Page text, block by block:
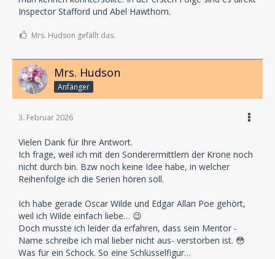
Inspector Stafford und Abel Hawthorn.
Mrs. Hudson gefällt das.
Mrs. Hudson
Anfänger
3. Februar 2026
Vielen Dank für Ihre Antwort.
Ich frage, weil ich mit den Sonderermittlern der Krone noch
nicht durch bin. Bzw noch keine Idee habe, in welcher
Reihenfolge ich die Serien hören soll.
Ich habe gerade Oscar Wilde und Edgar Allan Poe gehört,
weil ich Wilde einfach liebe… 😉
Doch musste ich leider da erfahren, dass sein Mentor -
Name schreibe ich mal lieber nicht aus- verstorben ist. 😳
Was für ein Schock. So eine Schlüsselfigur…